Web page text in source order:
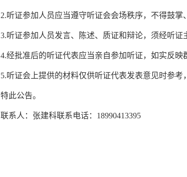
2.听证参加人员应当遵守听证会会场秩序，不得鼓掌
3.听证参加人员发言、陈述、质证和辩论，须经听证
4.经批准后的听证代表应当亲自参加听证，如实反映
5.听证会上提供的材料仅供听证代表发表意见时参考
特此公告。
联系人：张建科联系电话：18990413395